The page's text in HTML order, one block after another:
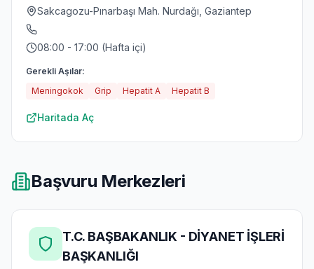
Sakcagozu-Pınarbaşı Mah. Nurdağı, Gaziantep
08:00 - 17:00 (Hafta içi)
Gerekli Aşılar:
Meningokok
Grip Hepatit A Hepatit B
Haritada Aç
Başvuru Merkezleri
T.C. BAŞBAKANLIK - DİYANET İŞLERİ
BAŞKANLIĞI